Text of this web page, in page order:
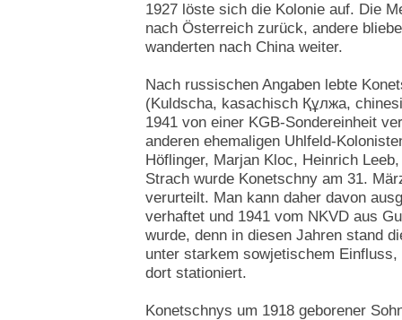
1927 löste sich die Kolonie auf. Die
nach Österreich zurück, andere
wanderten nach China weiter.
Nach russischen Angaben lebte
(Kuldscha, kasachisch Құлжа,
1941 von einer KGB-Sondereinheit
anderen ehemaligen Uhlfeld-
Höflinger, Marjan Kloc, Heinrich
Strach wurde Konetschny am 31.
verurteilt. Man kann daher davon
verhaftet und 1941 vom NKVD aus
wurde, denn in diesen Jahren stand
unter starkem sowjetischem
dort stationiert.
Konetschnys um 1918 geborener